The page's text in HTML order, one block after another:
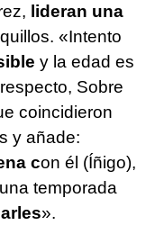
lideran una
«Intento
y la edad es
Sobre
coincidieron
y añade:
con él (Íñigo),
temporada
».